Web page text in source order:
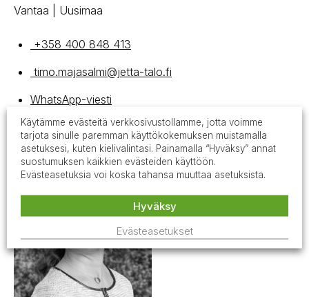
Vantaa | Uusimaa
+358 400 848 413
timo.majasalmi@jetta-talo.fi
WhatsApp-viesti
Käytämme evästeitä verkkosivustollamme, jotta voimme
tarjota sinulle paremman käyttökokemuksen muistamalla
asetuksesi, kuten kielivalintasi. Painamalla “Hyväksy” annat
suostumuksen kaikkien evästeiden käyttöön.
Evästeasetuksia voi koska tahansa muuttaa asetuksista.
Evästeasetukset
Hyväksy